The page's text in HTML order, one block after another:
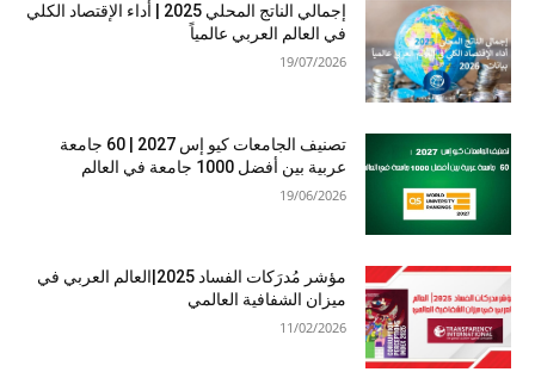
إجمالي الناتج المحلي 2025 | أداء الإقتصاد الكلي
في العالم العربي عالمياً
19/07/2026
تصنيف الجامعات كيو إس 2027 | 60 جامعة
عربية بين أفضل 1000 جامعة في العالم
19/06/2026
مؤشر مُدرَكات الفساد 2025|العالم العربي في
ميزان الشفافية العالمي
11/02/2026